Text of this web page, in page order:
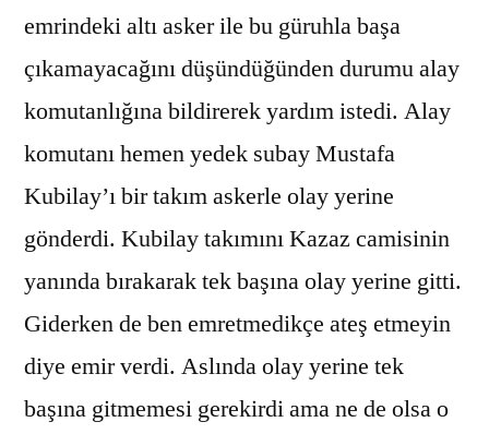
emrindeki altı asker ile bu güruhla başa
çıkamayacağını düşündüğünden durumu alay
komutanlığına bildirerek yardım istedi. Alay
komutanı hemen yedek subay Mustafa
Kubilay’ı bir takım askerle olay yerine
gönderdi. Kubilay takımını Kazaz camisinin
yanında bırakarak tek başına olay yerine gitti.
Giderken de ben emretmedikçe ateş etmeyin
diye emir verdi. Aslında olay yerine tek
başına gitmemesi gerekirdi ama ne de olsa o